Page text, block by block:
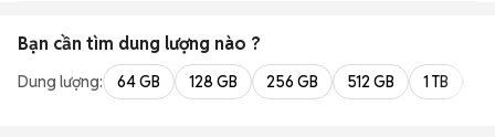
Bạn cần tìm dung lượng nào ?
Dung lượng: 64 GB 128 GB 256 GB 512 GB 1 TB